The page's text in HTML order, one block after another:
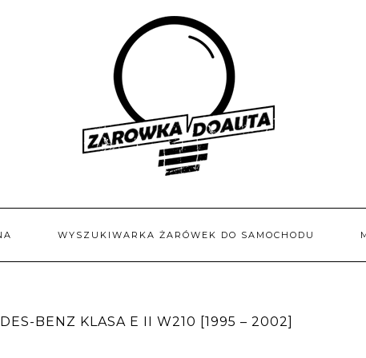
WYSZUKIWARKA ŻARÓWEK DO SAMOCHODU
BENZ KLASA E II W210 [1995 – 2002]